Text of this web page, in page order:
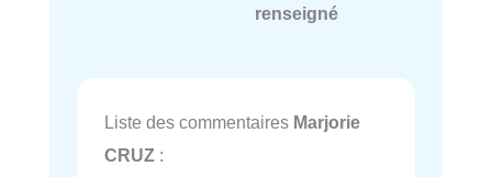
renseigné
Liste des commentaires Marjorie
CRUZ :